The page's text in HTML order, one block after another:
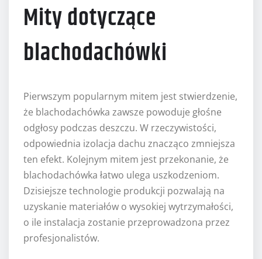
Mity dotyczące
blachodachówki
Pierwszym popularnym mitem jest stwierdzenie,
że blachodachówka zawsze powoduje głośne
odgłosy podczas deszczu. W rzeczywistości,
odpowiednia izolacja dachu znacząco zmniejsza
ten efekt. Kolejnym mitem jest przekonanie, że
blachodachówka łatwo ulega uszkodzeniom.
Dzisiejsze technologie produkcji pozwalają na
uzyskanie materiałów o wysokiej wytrzymałości,
o ile instalacja zostanie przeprowadzona przez
profesjonalistów.